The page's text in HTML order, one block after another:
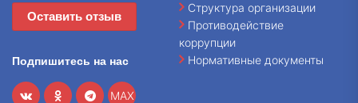
Оставить отзыв
Подпишитесь на нас
MAX
Структура организации
Противодействие
коррупции
Нормативные документы